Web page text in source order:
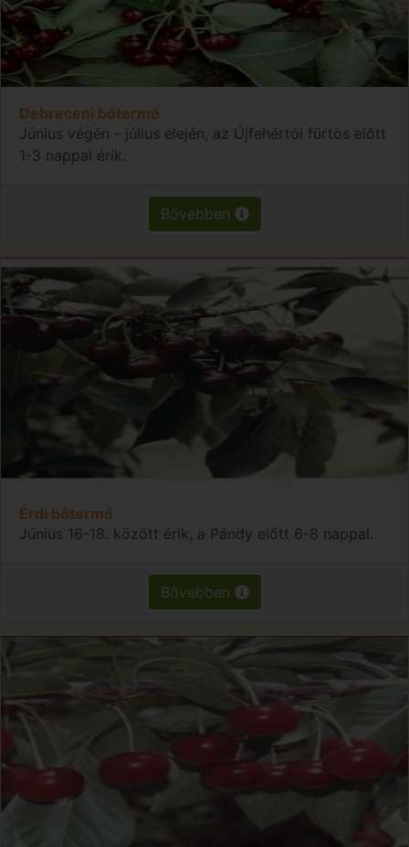
Debreceni bőtermő
Június végén - július elején, az Újfehértói fürtös előtt
1-3 nappal érik.
Bővebben
Érdi bőtermő
Június 16-18. között érik, a Pándy előtt 6-8 nappal.
Bővebben